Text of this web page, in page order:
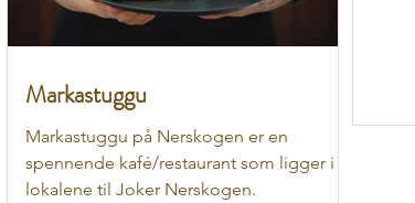
Markastuggu
Markastuggu på Nerskogen er en
spennende kafé/restaurant som ligger i
lokalene til Joker Nerskogen.